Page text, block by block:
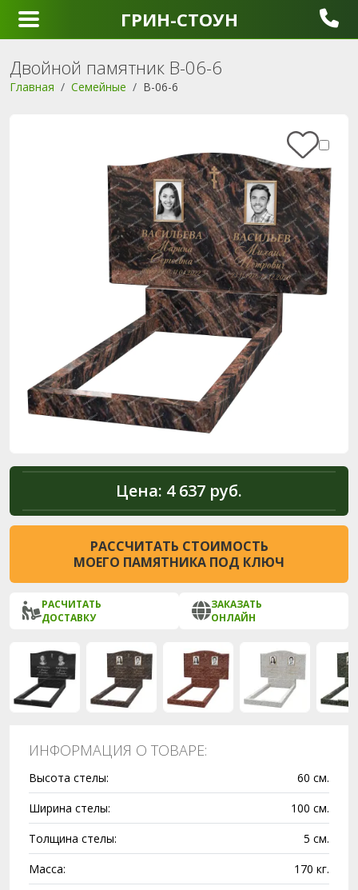
ГРИН-СТОУН
Двойной памятник B-06-6
Главная Семейные B-06-6
Цена: 4 637 руб.
РАССЧИТАТЬ СТОИМОСТЬ
МОЕГО ПАМЯТНИКА ПОД КЛЮЧ
РАСЧИТАТЬ
ДОСТАВКУ
ЗАКАЗАТЬ
ОНЛАЙН
ИНФОРМАЦИЯ О ТОВАРЕ:
Высота стелы:
60 см.
Ширина стелы:
100 см.
Толщина стелы:
5 см.
Масса:
170 кг.